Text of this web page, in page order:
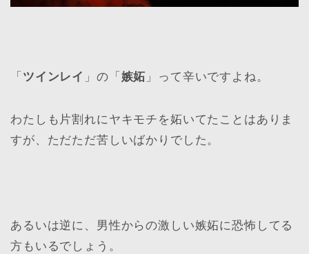
「 ツインレイ 」の「 嫉妬 」って辛いですよね。
わたしも片割れにヤキモチを妬いてたことはありま
すが、ただただ苦しいばかりでした。
あるいは逆に、男性からの激しい嫉妬に恐怖してる
方もいるでしょう。